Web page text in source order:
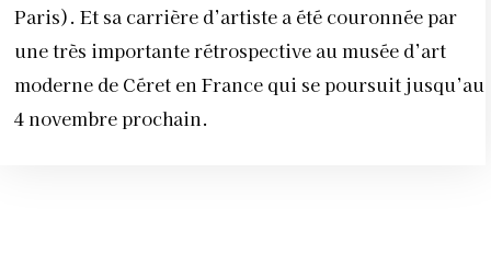
Paris). Et sa carrière d’artiste a été couronnée par
une très importante rétrospective au musée d’art
moderne de Céret en France qui se poursuit jusqu’au
4 novembre prochain.